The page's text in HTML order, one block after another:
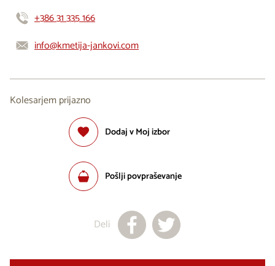
+386 31 335 166
info@kmetija-jankovi.com
Kolesarjem prijazno
Dodaj v Moj izbor
Pošlji povpraševanje
Deli